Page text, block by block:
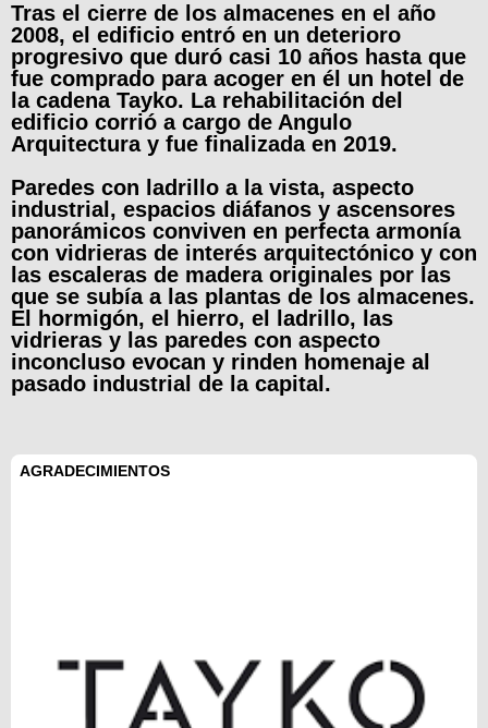
Tras el cierre de los almacenes en el año
2008, el edificio entró en un deterioro
progresivo que duró casi 10 años hasta que
fue comprado para acoger en él un hotel de
la cadena Tayko. La rehabilitación del
edificio corrió a cargo de Angulo
Arquitectura y fue finalizada en 2019.
Paredes con ladrillo a la vista, aspecto
industrial, espacios diáfanos y ascensores
panorámicos conviven en perfecta armonía
con vidrieras de interés arquitectónico y con
las escaleras de madera originales por las
que se subía a las plantas de los almacenes.
El hormigón, el hierro, el ladrillo, las
vidrieras y las paredes con aspecto
inconcluso evocan y rinden homenaje al
pasado industrial de la capital.
AGRADECIMIENTOS